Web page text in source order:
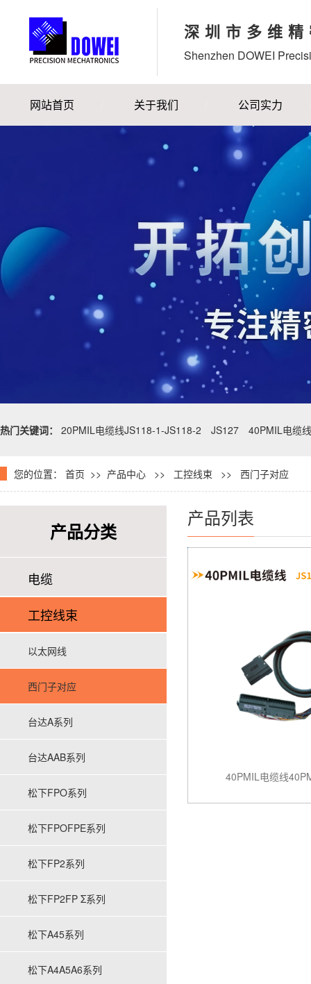
深圳市多维
Shenzhen DOWEI
网站首页 关于我们 公司实力
热门关键词： 20PMIL电缆线JS118-1-JS118-2 JS127 40PMIL电缆
您的位置： 首页 >> 产品中心 >> 工控线束 >> 西门子对应
产品分类
电缆
工控线束
以太网线
西门子对应
台达A系列
台达AAB系列
松下FPO系列
松下FPOFPE系列
松下FP2系列
松下FP2FP Σ系列
松下A45系列
松下A4A5A6系列
产品列表
40PMIL电缆线